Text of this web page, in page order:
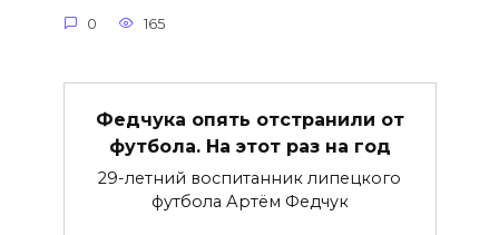
0 165
Федчука опять отстранили от
футбола. На этот раз на год
29-летний воспитанник липецкого
футбола Артём Федчук